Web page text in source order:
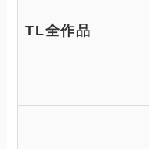
TL全作品